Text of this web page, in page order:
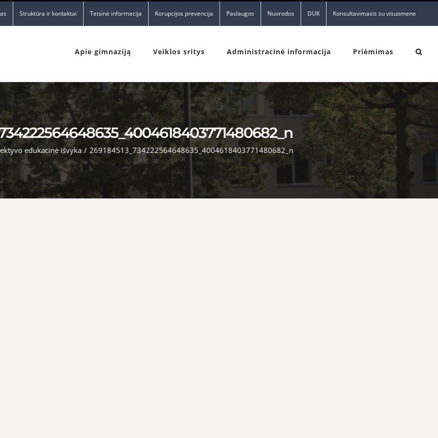
Struktūra ir kontaktai Teisinė informacija Korupcijos prevencija Paslaugos Nuorodos DUK Konsultavimasis su visuomene
Apie gimnaziją Veiklos sritys Administracinė informacija Priėmimas
edukacinė išvyka / 269184513_734222564648635_4004618403771480682_n